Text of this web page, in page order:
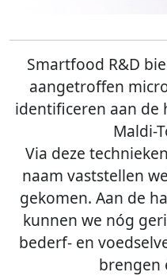
Smartfood R&D
aangetroffen
identificeren aan de
Maldi-
Via deze
naam vaststellen
gekomen. Aan de
kunnen we nóg
bederf- en
brengen